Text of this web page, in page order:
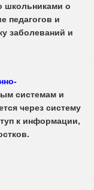
школьниками о
педагогов и
заболеваний и
системам и
через систему
к информации,